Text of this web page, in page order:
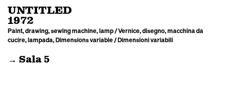
UNTITLED
1972
Paint, drawing, sewing machine, lamp / Vernice, disegno, macchina da
cucire, lampada, Dimensions variable / Dimensioni variabili
→ Sala 5